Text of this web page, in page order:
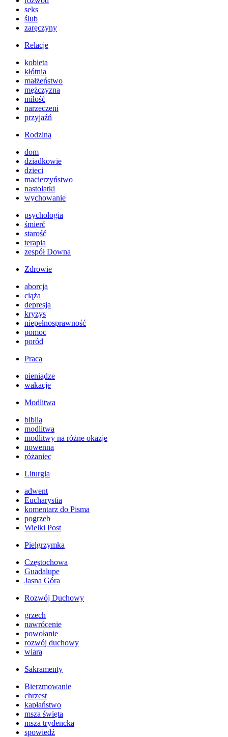
seks
ślub
zaręczyny
Relacje
kobieta
kłótnia
małżeństwo
mężczyzna
miłość
narzeczeni
przyjaźń
Rodzina
dom
dziadkowie
dzieci
macierzyństwo
nastolatki
wychowanie
psychologia
śmierć
starość
terapia
zespół Downa
Zdrowie
aborcja
ciąża
depresja
kryzys
niepełnosprawność
pomoc
poród
Praca
pieniądze
wakacje
Modlitwa
biblia
modlitwa
modlitwy na różne okazje
nowenna
różaniec
Liturgia
adwent
Eucharystia
komentarz do Pisma
pogrzeb
Wielki Post
Pielgrzymka
Częstochowa
Guadalupe
Jasna Góra
Rozwój Duchowy
grzech
nawrócenie
powołanie
rozwój duchowy
wiara
Sakramenty
Bierzmowanie
chrzest
kapłaństwo
msza święta
msza trydencka
spowiedź